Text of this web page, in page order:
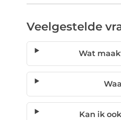
Veelgestelde
Wat
Kan ik